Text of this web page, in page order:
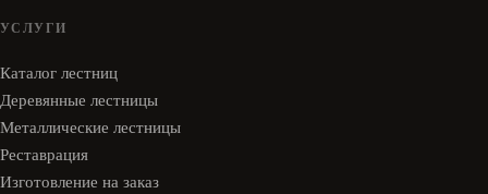
УСЛУГИ
Каталог лестниц
Деревянные лестницы
Металлические лестницы
Реставрация
Изготовление на заказ